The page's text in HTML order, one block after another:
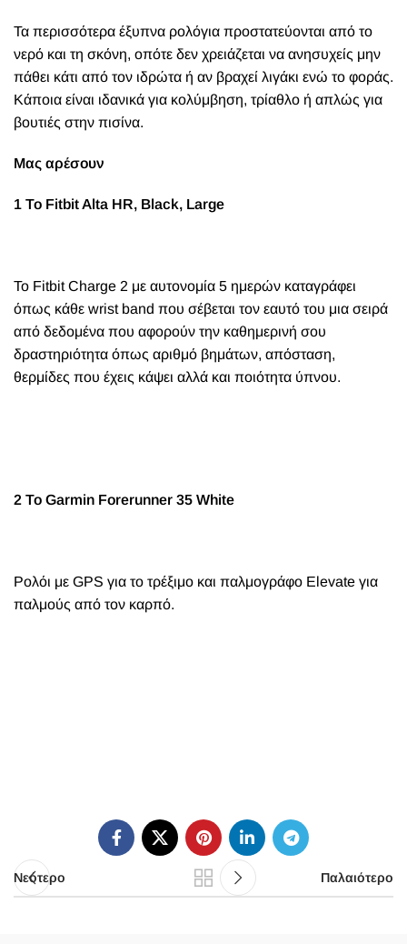
Τα περισσότερα έξυπνα ρολόγια προστατεύονται από το
νερό και τη σκόνη, οπότε δεν χρειάζεται να ανησυχείς μην
πάθει κάτι από τον ιδρώτα ή αν βραχεί λιγάκι ενώ το φοράς.
Κάποια είναι ιδανικά για κολύμβηση, τρίαθλο ή απλώς για
βουτιές στην πισίνα.
Μας αρέσουν
1 Το Fitbit Alta HR, Black, Large
Το Fitbit Charge 2 με αυτονομία 5 ημερών καταγράφει
όπως κάθε wrist band που σέβεται τον εαυτό του μια σειρά
από δεδομένα που αφορούν την καθημερινή σου
δραστηριότητα όπως αριθμό βημάτων, απόσταση,
θερμίδες που έχεις κάψει αλλά και ποιότητα ύπνου.
2 Το Garmin Forerunner 35 White
Ρολόι με GPS για το τρέξιμο και παλμογράφο Elevate για
παλμούς από τον καρπό.
Νεότερο Παλαιότερο